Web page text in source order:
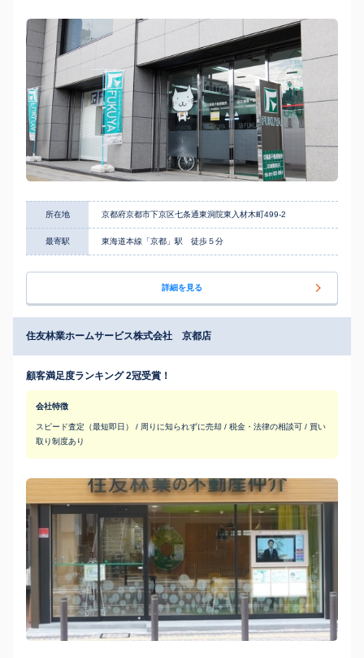
所在地 京都府京都市下京区七条通東洞院東入材木町499-2
最寄駅 東海道本線「京都」駅 徒歩５分
詳細を見る
住友林業ホームサービス株式会社 京都店
顧客満足度ランキング 2冠受賞！
会社特徴
スピード査定（最短即日） / 周りに知られずに売却 / 税金・法律の相談可 / 買い
取り制度あり